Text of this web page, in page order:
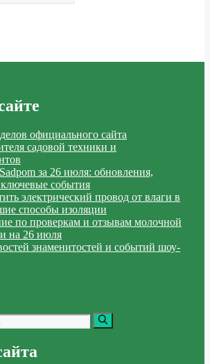
официального сайта
садовой техники и
за 26 июля: обновления,
события
электрический провод от влаги в
способы изоляции
по проверкам и отзывам молочной
на 26 июля
знаменитостей и событий шоу-